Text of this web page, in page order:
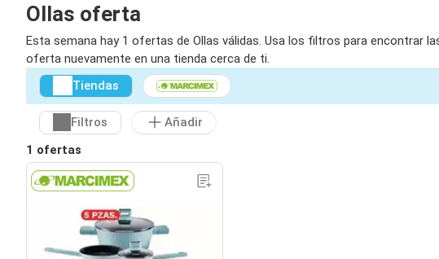
Ollas oferta
Esta semana hay 1 ofertas de Ollas válidas. Usa los filtros para encontrar
oferta nuevamente en una tienda cerca de ti.
Tiendas
Filtros
Añadir
1 ofertas